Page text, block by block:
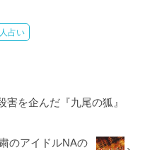
占い
害を企んだ『九尾の狐』
のアイドルNAの